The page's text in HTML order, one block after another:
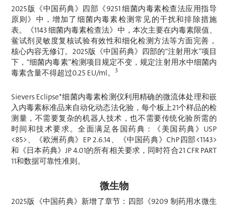
2025版《中国药典》四部《9251 细菌内毒素检查法应用指导
原则》中，增加了细菌内毒素检测常见的干扰和排除措施
表。《1143 细菌内毒素检查法》中，本次主要在内毒素限值、
鲎试剂灵敏度复核试验有效性和细化检测方法等方面完善，
核心内容无修订。2025版《中国药典》四部的“注射用水”项目
下，“细菌内毒素”检测项目规定不变，规定注射用水中细菌内
毒素含量不得超过0.25 EU/ml。
3
Sievers Eclipse*细菌内毒素检测仪利用精确的微流体处理和嵌
入内毒素标准品来自动化动态法化验，每个板上21个样品的检
测量，不需要复杂的机器人技术，也不需要传统化验所需的
时间和技术要求。全面满足各国药典：《美国药典》USP
<85>、《欧洲药典》EP 2.6.14、《中国药典》ChP四部<1143>
和《日本药典》JP 4.01的所有相关要求，同时符合21 CFR PART
11和数据可靠性准则。
微生物
2025版《中国药典》新增了章节：四部《9209 制药用水微生